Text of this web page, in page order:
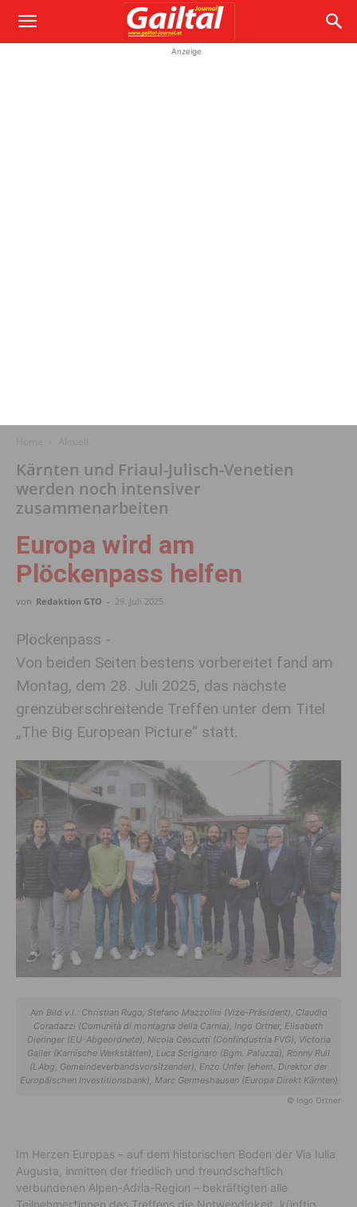
Anzeige
Kärnten und Friaul-Julisch-Venetien
werden noch intensiver
zusammenarbeiten
Europa wird am
Plöckenpass helfen
von Redaktion GTO - 29. Juli 2025
Plöckenpass -
Von beiden Seiten bestens vorbereitet fand am
Montag, dem 28. Juli 2025, das nächste
grenzüberschreitende Treffen unter dem Titel
„The Big European Picture“ statt.
Am Bild v.l.: Christian Rugo, Stefano Mazzolini (Vize-Präsident), Claudio
Coradazzi (Comunità di montagna della Carnia), Ingo Ortner, Elisabeth
Dieringer (EU-Abgeordnete), Nicola Cescutti (Confindustria FVG), Victoria
Gailer (Karnische Werkstätten), Luca Scrignaro (Bgm. Paluzza), Ronny Rull
(LAbg, Gemeindeverbandsvorsitzender), Enzo Unfer (ehem. Direktor der
Europäischen Investitionsbank), Marc Germeshausen (Europa Direkt Kärnten)
© Ingo Ortner
Im Herzen Europas – auf dem historischen Boden der Via Iulia
Augusta, inmitten der friedlich und freundschaftlich
verbundenen Alpen-Adria-Region – bekräftigten alle
Teilnehmer*innen des Treffens die Notwendigkeit, künftig